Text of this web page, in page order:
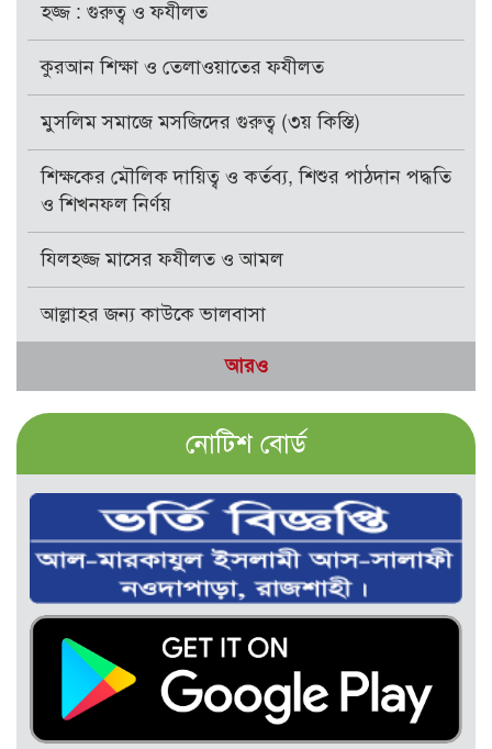
হজ্জ : গুরুত্ব ও ফযীলত
কুরআন শিক্ষা ও তেলাওয়াতের ফযীলত
মুসলিম সমাজে মসজিদের গুরুত্ব (৩য় কিস্তি)
শিক্ষকের মৌলিক দায়িত্ব ও কর্তব্য, শিশুর পাঠদান পদ্ধতি
ও শিখনফল নির্ণয়
যিলহজ্জ মাসের ফযীলত ও আমল
আল্লাহর জন্য কাউকে ভালবাসা
আরও
নোটিশ বোর্ড